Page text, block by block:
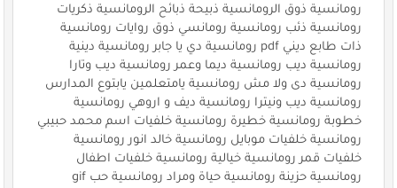
رومانسية ذوق الرومانسية ذبيحة ذبائح الرومانسية ذكريات
رومانسية ذئب رومانسية رومانسي ذوق روايات رومانسية
ذات طابع ديني pdf رومانسية دي يا جابر رومانسية دينية
رومانسية ديب رومانسية ديما وعمر رومانسية ديب وتارا
رومانسية دى ولا مش رومانسية يامتعلمين يابتوع المدارس
رومانسية ديب ونيترا رومانسية ديف و اروهي رومانسية
خطوبة رومانسية خطيرة رومانسية خلفيات اسم محمد حبيبي
رومانسية خلفيات موبايل رومانسية خالد انور رومانسية
خلفيات قمر رومانسية خيالية رومانسية خلفيات اطفال
رومانسية حزينة رومانسية حياة ومراد رومانسية حب gif